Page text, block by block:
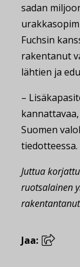
sadan
Fuchsin
rakentanut
lähtien ja
–
Suomen
tiedotteessa.
Juttua
ruotsalainen
Jaa: